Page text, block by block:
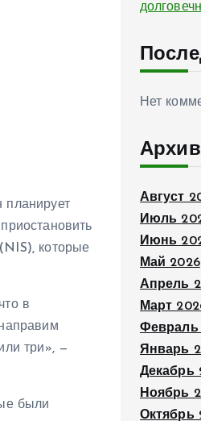
планирует
которые
в
три», —
были
Нет
Архив
Август
Июль
Июнь
Май 2026
Апрель
Март
Февраль
Январь
Декабрь
Ноябрь
Октябрь